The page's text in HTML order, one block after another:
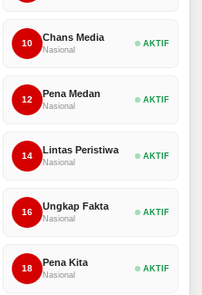
10
Chans Media
Nasional
AKTIF
12
Pena Medan
Nasional
AKTIF
14
Lintas Peristiwa
Nasional
AKTIF
16
Ungkap Fakta
Nasional
AKTIF
18
Pena Kita
Nasional
AKTIF